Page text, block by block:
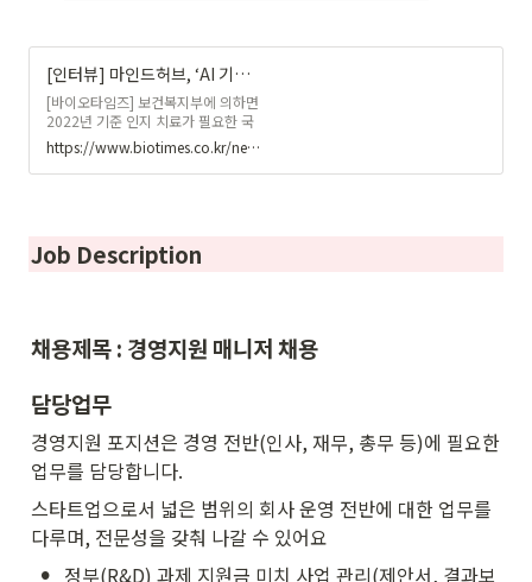
[인터뷰] 마인드허브, ‘AI 기반 개인 맞춤형 인지 및 언어 재활 프로그램’ 제공
[바이오타임즈] 보건복지부에 의하면
2022년 기준 인지 치료가 필요한 국
내 인지장애 인구는 약 1,130만 명으
로 추정된다. 문제는 발달장애 아동을
비롯해 고령화로 인한 치매 노인 등으
적인 인지 재활 훈련이 동반돼야 한
다. 하지만 기존의 인지 재활 치료는
질환 환자의 인지 및 언어 재활을 위
https://www.biotimes.co.kr/news/articleView.html?idxno=17293
Job Description
채용제목 : 경영지원 매니저 채용
담당업무
경영지원 포지션은 경영 전반(인사, 재무, 총무 등)에 필요한
업무를 담당합니다.
스타트업으로서 넓은 범위의 회사 운영 전반에 대한 업무를
다루며, 전문성을 갖춰 나갈 수 있어요
• 정부(R&D) 과제 지원금 미치 사업 관리(제안서, 결과보